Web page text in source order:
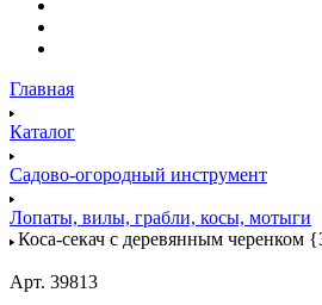
Главная
Каталог
Садово-огородный инструмент
Лопаты, вилы, грабли, косы, мотыги
Коса-секач с деревянным черенком
Арт. 39813